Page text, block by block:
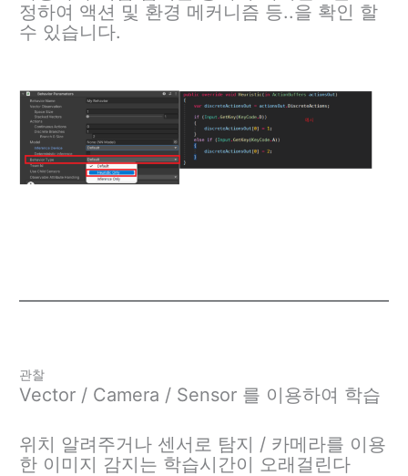
정하여 액션 및 환경 메커니즘 등..을 확인 할
수 있습니다.
관찰
Vector / Camera / Sensor 를 이용하여 학습
위치 알려주거나 센서로 탐지 / 카메라를 이용
한 이미지 감지는 학습시간이 오래걸린다